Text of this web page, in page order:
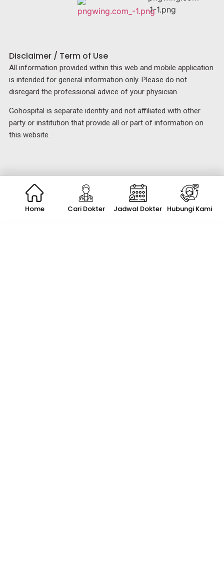
Disclaimer / Term of Use
All information provided within this web and mobile application
is intended for general information only. Please do not
disregard the professional advice of your physician.
Gohospital is separate identity and not affiliated with other
party or institution that provide all or part of information on
this website.
Home Cari Dokter Jadwal Dokter Hubungi Kami